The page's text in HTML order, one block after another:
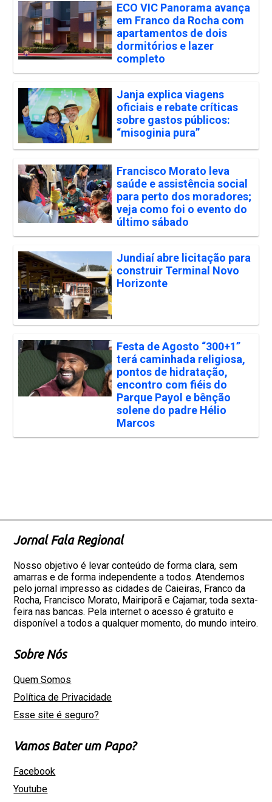
ECO VIC Panorama avança
em Franco da Rocha com
apartamentos de dois
dormitórios e lazer
completo
Janja explica viagens
oficiais e rebate críticas
sobre gastos públicos:
“misoginia pura”
Francisco Morato leva
saúde e assistência social
para perto dos moradores;
veja como foi o evento do
último sábado
Jundiaí abre licitação para
construir Terminal Novo
Horizonte
Festa de Agosto “300+1”
terá caminhada religiosa,
pontos de hidratação,
encontro com fiéis do
Parque Payol e bênção
solene do padre Hélio
Marcos
Jornal Fala Regional
Nosso objetivo é levar conteúdo de forma clara, sem
amarras e de forma independente a todos. Atendemos
pelo jornal impresso as cidades de Caieiras, Franco da
Rocha, Francisco Morato, Mairiporã e Cajamar, toda sexta-
feira nas bancas. Pela internet o acesso é gratuito e
disponível a todos a qualquer momento, do mundo inteiro.
Sobre Nós
Quem Somos
Política de Privacidade
Esse site é seguro?
Vamos Bater um Papo?
Facebook
Youtube